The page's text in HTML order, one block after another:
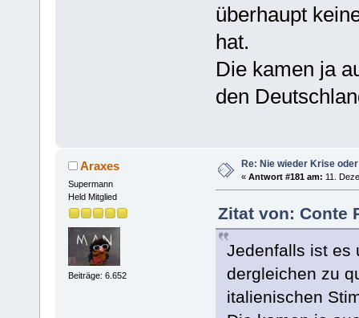
überhaupt
hat.
Die kamen ja
den
Araxes
Supermann
Held Mitglied
Beiträge: 6.652
Re: Nie wieder Krise
« Antwort #181 am: 11.
Zitat von: Conte
Jedenfalls ist es
dergleichen zu
italienischen